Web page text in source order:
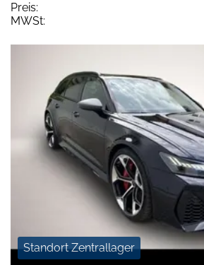
Preis:
MWSt:
Standort Zentrallager